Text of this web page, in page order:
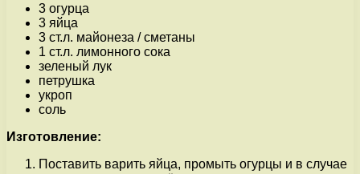
3 огурца
3 яйца
3 ст.л. майонеза / сметаны
1 ст.л. лимонного сока
зеленый лук
петрушка
укроп
соль
Изготовление:
Поставить варить яйца, промыть огурцы и в случае